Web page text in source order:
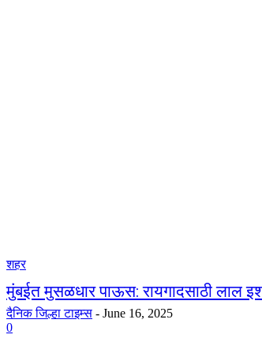
शहर
मुंबईत मुसळधार पाऊस: रायगादसाठी लाल
दैनिक जिल्हा टाइम्स - June 16, 2025
0